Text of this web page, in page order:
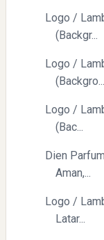
Yaqut Cholil
Logo /
(Backgr...
Logo /
(Backgro...
Logo /
(Bac...
Dien
Aman,...
Logo /
Latar...